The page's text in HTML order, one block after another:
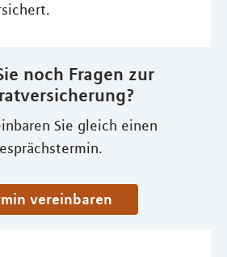
noch Fragen zur
Sie gleich einen
vereinbaren